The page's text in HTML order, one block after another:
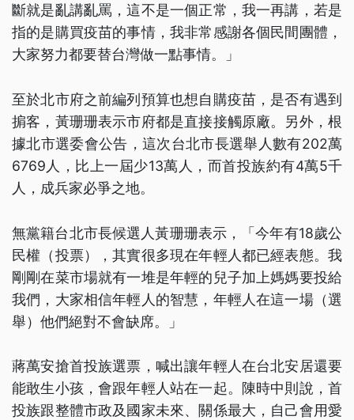
斷就是亂講亂罵，這不是一個正常，我一再講，若是
指的是購買疫苗的事情，我非常感謝各個民間團體，
大家努力都要替台灣做一點事情。」
至於北市府之前編列預算也想自購疫苗，是否有遇到
掮客，黃珊珊表示市府都是直接接觸原廠。另外，根
據北市選委會公告，這次台北市長選舉人數有202萬
6769人，比上一屆少13萬人，而首投族約有4萬5千
人，成兵家必爭之地。
無黨籍台北市長候選人黃珊珊表示，「今年有18歲公
民權（投票），其實很多現在年輕人都已經表態。我
剛剛在菜市場就有一堆是年輕的兒子加上媽媽要投給
我們，大家相信年輕人的智慧，年輕人在這一場（選
舉）他們絕對不會缺席。」
蔣萬安搶首投族選票，喊出讓年輕人在台北安居還要
能敢生小孩，會跟年輕人站在一起。陳時中則說，首
投族跟整體市政及國家未來、關係最大，自己會用愛